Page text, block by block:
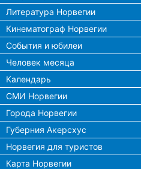
Литература Норвегии
Кинематограф Норвегии
События и юбилеи
Человек месяца
Календарь
СМИ Норвегии
Города Норвегии
Губерния Акерсхус
Норвегия для туристов
Карта Норвегии